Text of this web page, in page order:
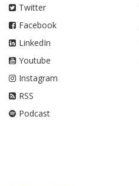
Twitter
Facebook
LinkedIn
Youtube
Instagram
RSS
Podcast